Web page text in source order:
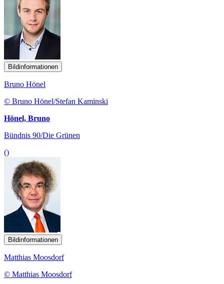
Bildinformationen
Bruno Hönel
© Bruno Hönel/Stefan Kaminski
Hönel, Bruno
Bündnis 90/Die Grünen
()
Bildinformationen
Matthias Moosdorf
© Matthias Moosdorf